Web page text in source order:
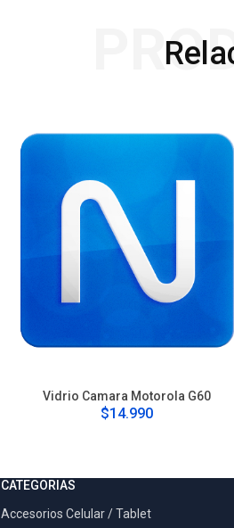
Vidrio Camara Motorola G60
$14.990
CATEGORIAS
Accesorios Celular / Tablet